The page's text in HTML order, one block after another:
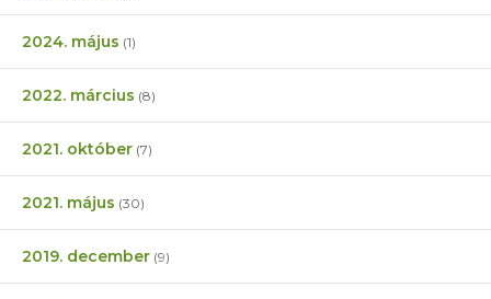
2024. május (1)
2022. március (8)
2021. október (7)
2021. május (30)
2019. december (9)